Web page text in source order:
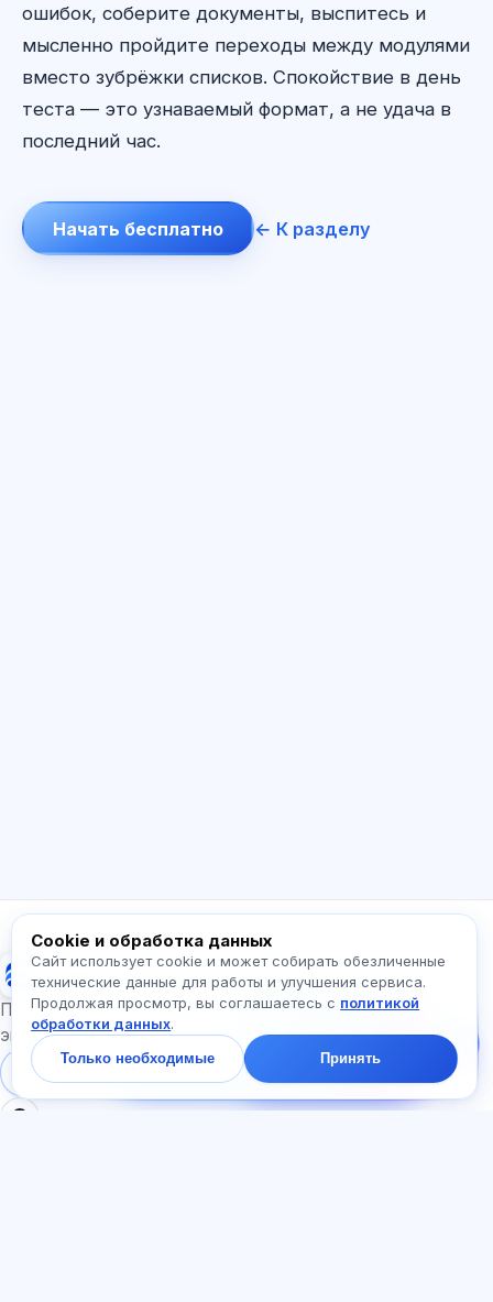
ошибок, соберите документы, выспитесь и
мысленно пройдите переходы между модулями
вместо зубрёжки списков. Спокойствие в день
теста — это узнаваемый формат, а не удача в
последний час.
Начать бесплатно ← К разделу
Exalify
Подготовка к международным языковым
экзаменам
Войти
Регистрация
Напишите нам!
экзамены и с чего
начать — ответим в
чате за минуту.
Cookie и обработка данных
Сайт использует cookie и может собирать обезличенные
технические данные для работы и улучшения сервиса.
Продолжая просмотр, вы соглашаетесь с политикой
обработки данных.
Только необходимые Принять